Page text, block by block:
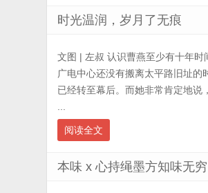
时光温润，岁月了无痕
文图 | 左叔 认识曹燕至少有十年
广电中心还没有搬离太平路旧址
已经转至幕后。而她非常肯定地
阅读全文
本味 x 心持绳墨方知味无穷